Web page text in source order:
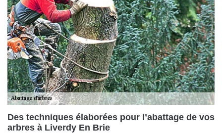
Des techniques élaborées pour l’abattage de vos
arbres à Liverdy En Brie